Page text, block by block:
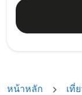
หน้าหลัก เที่